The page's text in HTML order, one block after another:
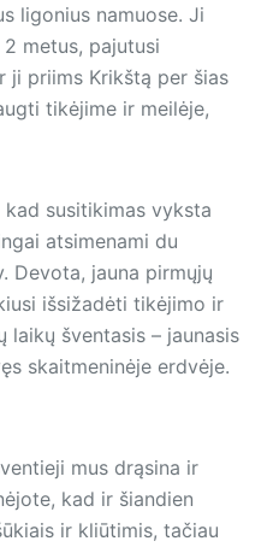
ligonius namuose. Ji
metus, pajutusi
ji priims Krikštą per šias
tikėjime ir meilėje,
kad susitikimas vyksta
atsimenami du
Devota, jauna pirmųjų
išsižadėti tikėjimo ir
laikų šventasis – jaunasis
skaitmeninėje erdvėje.
mus drąsina ir
kad ir šiandien
ir kliūtimis, tačiau